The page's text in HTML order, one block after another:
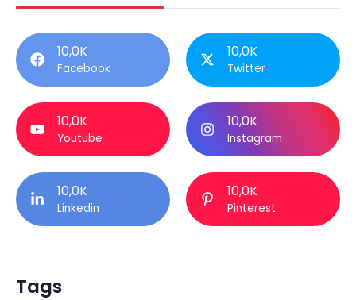
10,0K
Facebook
10,0K
Twitter
10,0K
Youtube
10,0K
Instagram
10,0K
Linkedin
10,0K
Pinterest
Tags